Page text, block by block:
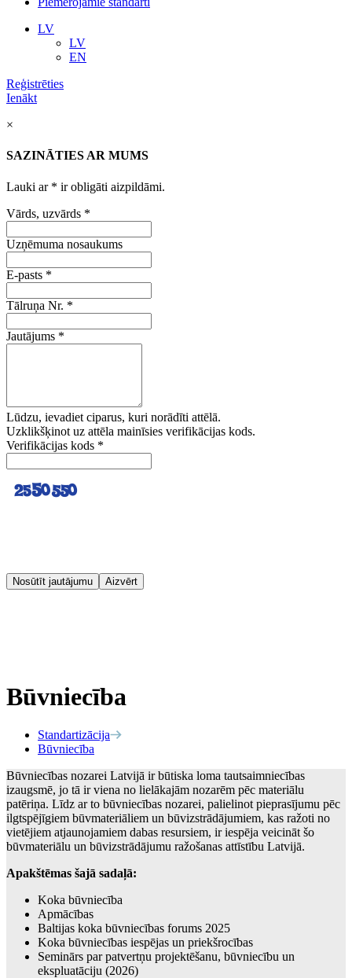
LV
LV
EN
Reģistrēties
Ienākt
×
SAZINĀTIES AR MUMS
Lauki ar * ir obligāti aizpildāmi.
Vārds, uzvārds *
Uzņēmuma nosaukums
E-pasts *
Tālruņa Nr. *
Jautājums *
Lūdzu, ievadiet ciparus, kuri norādīti attēlā.
Uzklikšķinot uz attēla mainīsies verifikācijas kods.
Verifikācijas kods *
Nosūtīt jautājumu Aizvērt
Būvniecība
Standartizācija
Būvniecība
Būvniecības nozarei Latvijā ir būtiska loma tautsaimniecības
izaugsmē, jo tā ir viena no lielākajām nozarēm pēc materiālu
patēriņa. Līdz ar to būvniecības nozarei, palielinot pieprasījumu pēc
ilgtspējīgiem būvmateriāliem un būvizstrādājumiem, kas ražoti no
vietējiem atjaunojamiem dabas resursiem, ir iespēja veicināt šo
būvmateriālu un būvizstrādājumu ražošanas attīstību Latvijā.
Apakštēmas šajā sadaļā:
Koka būvniecība
Apmācības
Baltijas koka būvniecības forums 2025
Koka būvniecības iespējas un priekšrocības
Seminārs par patvertņu projektēšanu, būvniecību un
ekspluatāciju (2026)